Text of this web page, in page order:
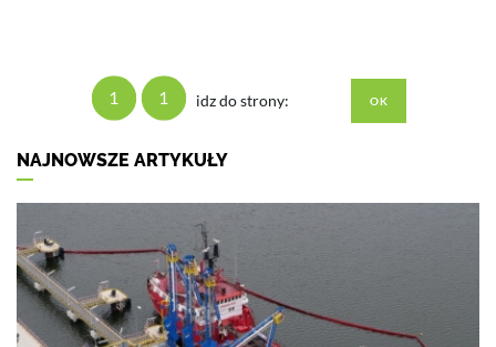
1 1 idz do strony:
NAJNOWSZE ARTYKUŁY